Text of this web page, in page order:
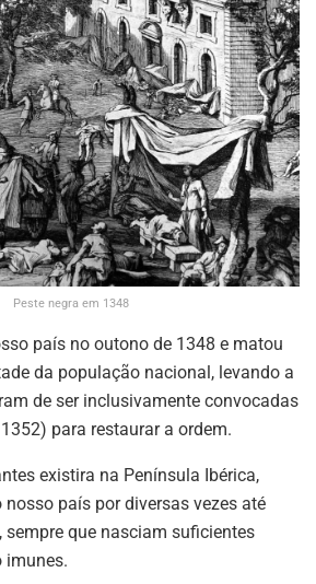
Peste negra em 1348
país no outono de 1348 e matou
da população nacional, levando a
de ser inclusivamente convocadas
para restaurar a ordem.
existira na Península Ibérica,
país por diversas vezes até
sempre que nasciam suficientes
imunes.